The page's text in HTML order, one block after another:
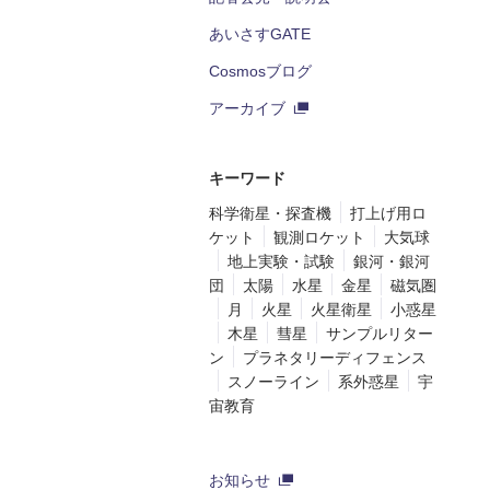
あいさすGATE
Cosmosブログ
アーカイブ
キーワード
科学衛星・探査機
打上げ用ロ
ケット
観測ロケット
大気球
地上実験・試験
銀河・銀河
団
太陽 水星 金星
磁気圏
月
火星 火星衛星
小惑星
木星
彗星
サンプルリター
ン
プラネタリーディフェンス
スノーライン
系外惑星
宇
宙教育
お知らせ